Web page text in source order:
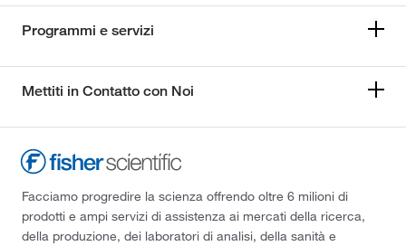
Programmi e servizi
Mettiti in Contatto con Noi
Facciamo progredire la scienza offrendo oltre 6 milioni di
prodotti e ampi servizi di assistenza ai mercati della ricerca,
della produzione, dei laboratori di analisi, della sanità e